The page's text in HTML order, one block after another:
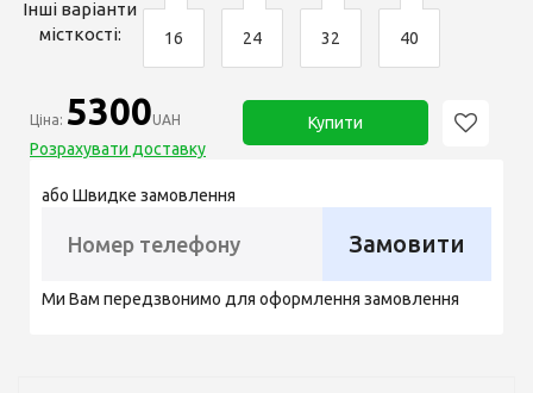
Інші варіанти
місткості:
16 24 32 40
Ціна: 5300UAH
Розрахувати доставку
Купити
або Швидке замовлення
Замовити
Ми Вам передзвонимо для оформлення замовлення